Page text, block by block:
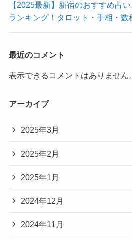
【2025最新】新宿のおすすめ占
ランキング！タロット・手相・数
最近のコメント
表示できるコメントはありません。
アーカイブ
2025年3月
2025年2月
2025年1月
2024年12月
2024年11月